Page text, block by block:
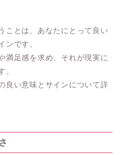
ことは、あなたにとって良い
ンです。
満足感を求め、それが現実に
。
良い意味とサインについて詳